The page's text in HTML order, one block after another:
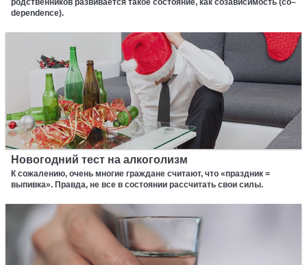
dependence).
Новогодний тест на алкоголизм
К сожалению, очень многие граждане считают, что «праздник =
выпивка». Правда, не все в состоянии рассчитать свои силы.